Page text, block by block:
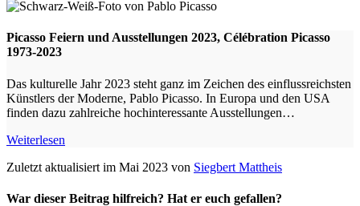
Picasso Feiern und Ausstellungen 2023, Célébration Picasso
1973-2023
Das kulturelle Jahr 2023 steht ganz im Zeichen des einflussreichsten
Künstlers der Moderne, Pablo Picasso. In Europa und den USA
finden dazu zahlreiche hochinteressante Ausstellungen…
Weiterlesen
Zuletzt aktualisiert im Mai 2023 von Siegbert Mattheis
War dieser Beitrag hilfreich? Hat er euch gefallen?